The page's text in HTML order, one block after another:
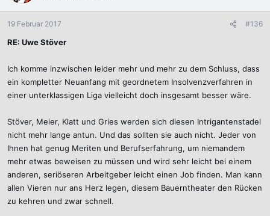
19 Februar 2017 #136
RE: Uwe Stöver
Ich komme inzwischen leider mehr und mehr zu dem Schluss, dass
ein kompletter Neuanfang mit geordnetem Insolvenzverfahren in
einer unterklassigen Liga vielleicht doch insgesamt besser wäre.
Stöver, Meier, Klatt und Gries werden sich diesen Intrigantenstadel
nicht mehr lange antun. Und das sollten sie auch nicht. Jeder von
Ihnen hat genug Meriten und Berufserfahrung, um niemandem
mehr etwas beweisen zu müssen und wird sehr leicht bei einem
anderen, seriöseren Arbeitgeber leicht einen Job finden. Man kann
allen Vieren nur ans Herz legen, diesem Bauerntheater den Rücken
zu kehren und zwar schnell.